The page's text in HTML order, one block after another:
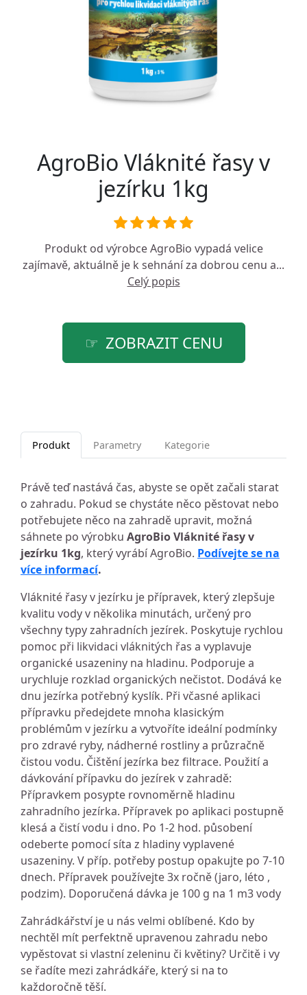
AgroBio Vláknité řasy v
jezírku 1kg
Produkt od výrobceAgroBio vypadá velice
zajímavě, aktuálně je k sehnání za dobrou cenu a...
Celý popis
ZOBRAZIT CENU
Produkt Parametry Kategorie
Právě teď nastává čas, abyste se opět začali starat
o zahradu. Pokud se chystáte něco pěstovat nebo
potřebujete něco na zahradě upravit, možná
sáhnete po výrobku AgroBio Vláknité řasy v
jezírku 1kg, který vyrábí AgroBio. Podívejte se na
více informací.
Vláknité řasy v jezírku je přípravek, který zlepšuje
kvalitu vody v několika minutách, určený pro
všechny typy zahradních jezírek. Poskytuje rychlou
pomoc při likvidaci vláknitých řas a vyplavuje
organické usazeniny na hladinu. Podporuje a
urychluje rozklad organických nečistot. Dodává ke
dnu jezírka potřebný kyslík. Při včasné aplikaci
přípravku předejdete mnoha klasickým
problémům v jezírku a vytvoříte ideální podmínky
pro zdravé ryby, nádherné rostliny a průzračně
čistou vodu. Čištění jezírka bez filtrace. Použití a
dávkování přípavku do jezírek v zahradě:
Přípravkem posypte rovnoměrně hladinu
zahradního jezírka. Přípravek po aplikaci postupně
klesá a čistí vodu i dno. Po 1-2 hod. působení
odeberte pomocí síta z hladiny vyplavené
usazeniny. V příp. potřeby postup opakujte po 7-10
dnech. Přípravek používejte 3x ročně (jaro, léto ,
podzim). Doporučená dávka je 100 g na 1 m3 vody
Zahrádkářství je u nás velmi oblíbené. Kdo by
nechtěl mít perfektně upravenou zahradu nebo
vypěstovat si vlastní zeleninu či květiny? Určitě i vy
se řadíte mezi zahrádkáře, který si na to
každoročně těší.